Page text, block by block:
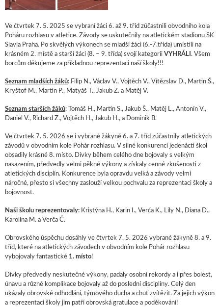
Ve čtvrtek 7. 5. 2025 se vybraní žáci 6. až 9. tříd zúčastnili obvodního kola
Poháru rozhlasu v atletice. Závody se uskutečnily na atletickém stadionu SK
Slavia Praha. Po skvělých výkonech se mladší žáci (6.-7.třída) umístili na
krásném 2. místě a starší žáci (8. – 9. třída) svojí kategorii VYHRÁLI . Všem
borcům děkujeme za příkladnou reprezentaci naší školy!!!
Seznam mladších žáků: Filip N., Václav V., Vojtěch V., Vítězslav D., Martin Š.,
Kryštof M., Martin P., Matyáš T., Jakub Z. a Matěj V.
Seznam starších žáků: Tomáš H., Martin S., Jakub Š., Matěj L., Antonín V.,
Daniel V., Richard Z., Vojtěch H., Jakub H., a Dominik B.
Ve čtvrtek 7. 5. 2026 se i vybrané žákyně 6. a 7. tříd zúčastnily atletických
závodů v obvodním kole Pohár rozhlasu. V silné konkurenci jedenácti škol
obsadily krásné 8. místo. Dívky během celého dne bojovaly s velkým
nasazením, předvedly velmi pěkné výkony a získaly cenné zkušenosti z
atletických disciplín. Konkurence byla opravdu velká a závody velmi
náročné, přesto si všechny zaslouží velkou pochvalu za reprezentaci školy a
bojovnost.
Naši školu reprezentovaly: Kristýna H., Karin I., Verča K., Lily N., Diana D.,
Karolína M. a Verča Č.
Obrovského úspěchu dosáhly ve čtvrtek 7. 5. 2026 vybrané žákyně 8. a 9.
tříd, které na atletických závodech v obvodním kole Pohár rozhlasu
vybojovaly fantastické 1. místo!
Dívky předvedly neskutečné výkony, padaly osobní rekordy a i přes bolest,
únavu a různé komplikace bojovaly až do poslední disciplíny. Celý den
ukázaly obrovské odhodlání, týmového ducha a chuť zvítězit. Za jejich výkon
a reprezentaci školy jim patří obrovská gratulace a poděkování!